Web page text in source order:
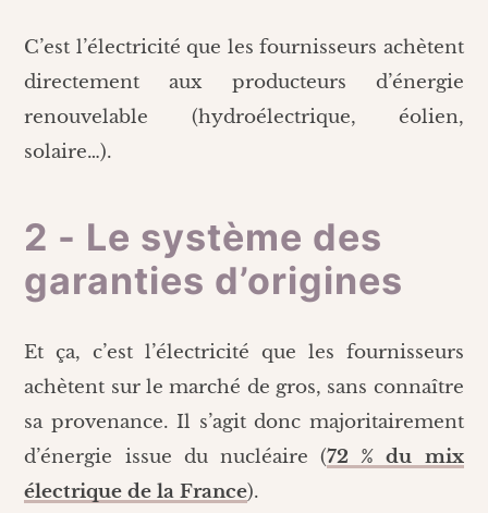
C’est l’électricité que les fournisseurs achètent
directement aux producteurs d’énergie
renouvelable (hydroélectrique, éolien,
solaire…).
2 - Le système des
garanties d’origines
Et ça, c’est l’électricité que les fournisseurs
achètent sur le marché de gros, sans connaître
sa provenance. Il s’agit donc majoritairement
d’énergie issue du nucléaire (72 % du mix
électrique de la France).